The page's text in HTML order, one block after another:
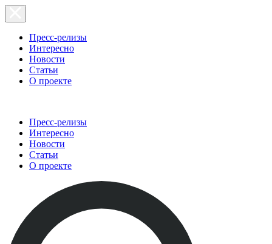
Пресс-релизы
Интересно
Новости
Статьи
О проекте
Пресс-релизы
Интересно
Новости
Статьи
О проекте